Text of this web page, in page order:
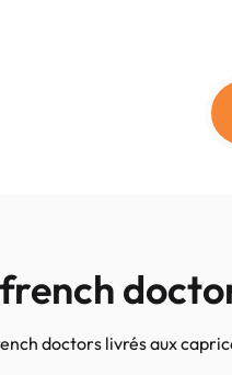
doctors livrés aux